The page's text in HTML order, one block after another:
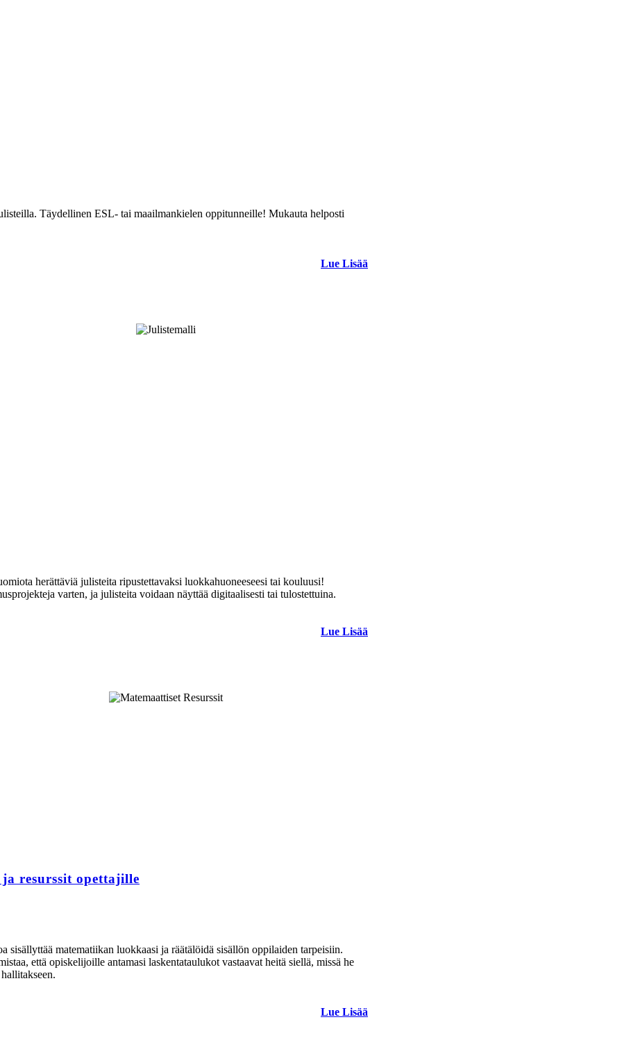
Täydellinen ESL- tai maailmankielen oppitunneille! Mukauta helposti
Lue Lisää
herättäviä julisteita ripustettavaksi luokkahuoneeseesi tai kouluusi!
varten, ja julisteita voidaan näyttää digitaalisesti tai tulostettuina.
Lue Lisää
resurssit opettajille
sisällyttää matematiikan luokkaasi ja räätälöidä sisällön oppilaiden tarpeisiin.
että opiskelijoille antamasi laskentataulukot vastaavat heitä siellä, missä he
Lue Lisää